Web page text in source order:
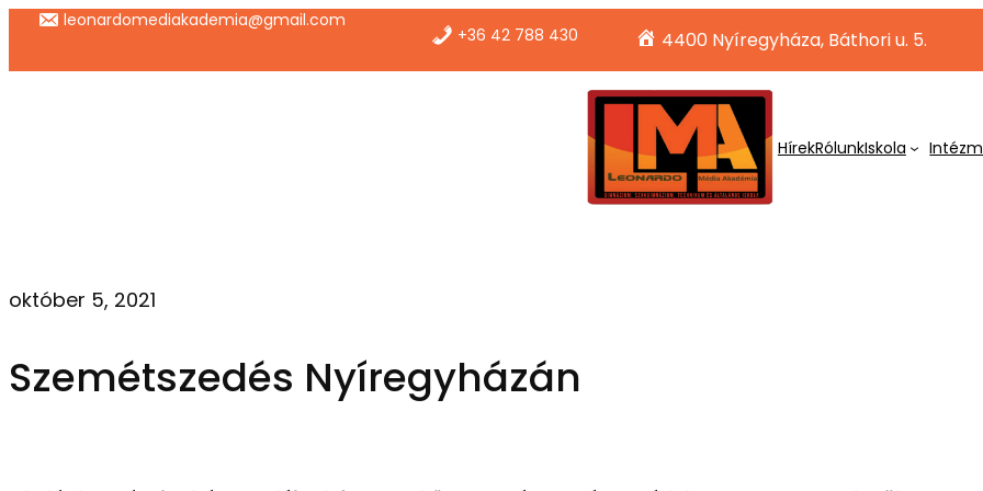
Ugrás
leonardomediakademia@gmail.com
+36 42 788 430 4400 Nyíregyháza, Báthori u. 5.
HírekRólunkIskola
október 5, 2021
Szemétszedés Nyíregyházán